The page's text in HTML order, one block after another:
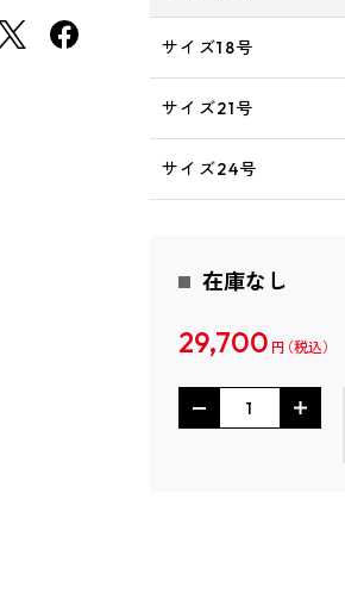
サイズ18号
サイズ21号
サイズ24号
在庫なし
29,700 円